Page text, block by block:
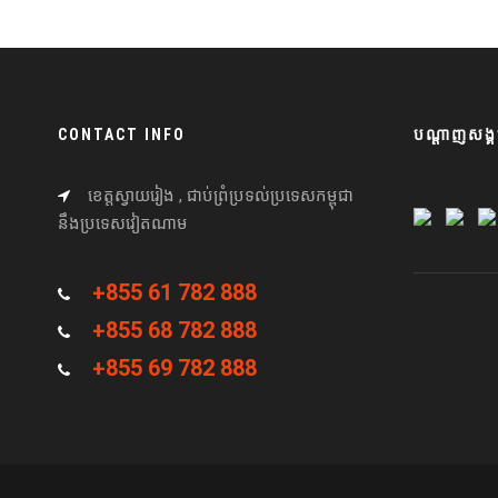
CONTACT INFO
ខេត្តស្វាយរៀង , ជាប់ព្រំប្រទល់ប្រទេសកម្ពុជា
នឹងប្រទេសវៀតណាម
+855 61 782 888
+855 68 782 888
+855 69 782 888
បណ្តាញសង្